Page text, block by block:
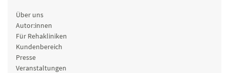
Über uns
Autor:innen
Für Rehakliniken
Kundenbereich
Presse
Veranstaltungen